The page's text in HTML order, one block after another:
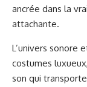
ancrée dans la
attachante.
L’univers sonore
costumes
son qui